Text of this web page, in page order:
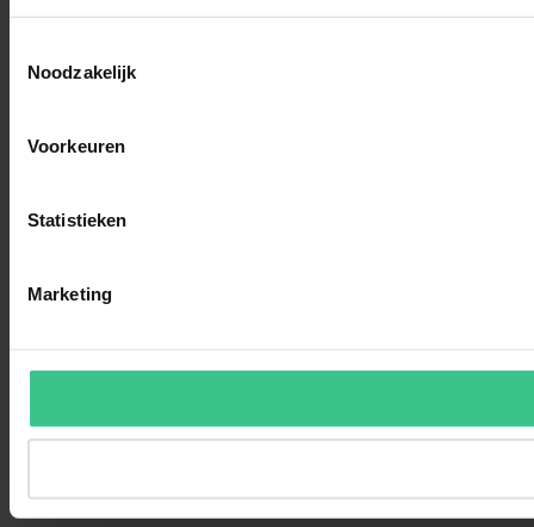
Noodzakelijk
Voorkeuren
Statistieken
Marketing